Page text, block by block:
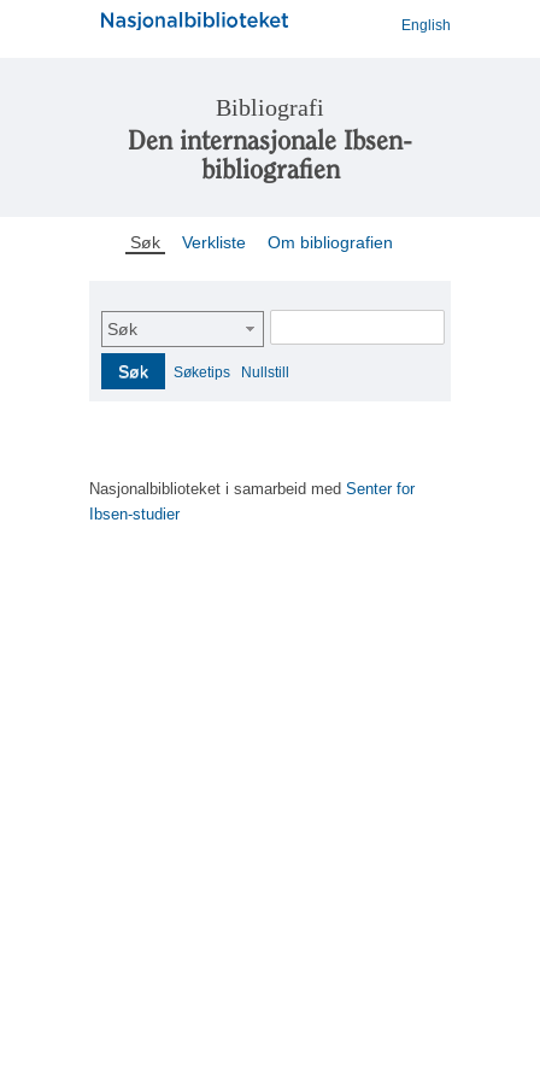
English
Bibliografi
Den internasjonale Ibsen-
bibliografien
Søk Verkliste Om bibliografien
Søk
Søk Søketips Nullstill
Nasjonalbiblioteket i samarbeid med Senter for
Ibsen-studier